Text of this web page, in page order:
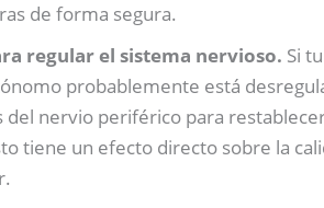
de forma segura.
regular el sistema nervioso. Si
probablemente está
del nervio periférico para
tiene un efecto directo sobre la